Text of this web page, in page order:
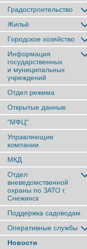
Градостроительство
Жильё
Городское хозяйство
Информация
государственных
и муниципальных
учреждений
Отдел режима
Открытые данные
"МФЦ"
Управляющие
компании
МКД
Отдел
вневедомственной
охраны по ЗАТО г.
Снежинск
Поддержка садоводам
Оперативные службы
Новости